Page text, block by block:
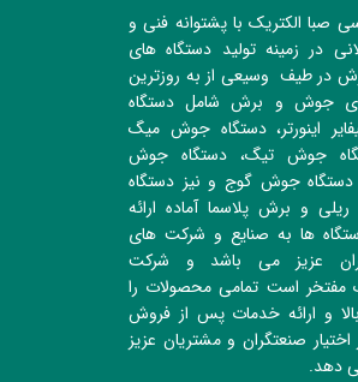
صبا الکتریک با پشتوانه فنی و
در زمینه تولید دستگاه های
در طیف وسیعی از به روزترین
جوش و برش شامل دستگاه
اینورتر، دستگاه جوش میگ
جوش تیگ، دستگاه جوش
دستگاه جوش گوج و نیز دستگاه
و برش پلاسما آماده ارائه
ها به صنایع و شرکت های
عزیز می باشد و شرکت
مفتخر است تمامی محصولات را
و ارائه خدمات پس از فروش
صنعتگران و مشتریان عزیز
دهد.